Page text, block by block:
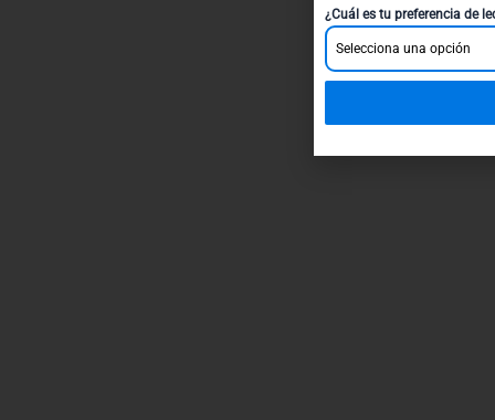
¿Cuál es tu preferencia de
Selecciona una opción